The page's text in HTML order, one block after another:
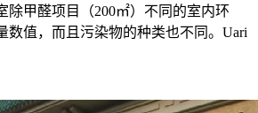
除甲醛项目（200㎡）不同的室内环
数值，而且污染物的种类也不同。Uari